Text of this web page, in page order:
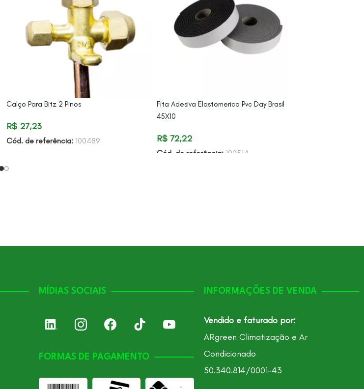
Calço Para Bitz 2 Pinos
R$ 27,23
Cód. de referência: 100489
Fita Adesiva Elastomerica Pvc Day Brasil
45X10
R$72,22
Cód. de referência: 100514
MÍDIAS SOCIAIS
FORMAS DE PAGAMENTO
INFORMAÇÕES DE VENDA
Vendido e faturado por:
ARgreen Climatização e Ar
Condicionado
50.340.814/0001-43